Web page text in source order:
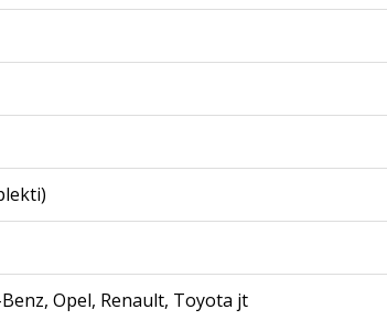
Opel, Renault, Toyota jt